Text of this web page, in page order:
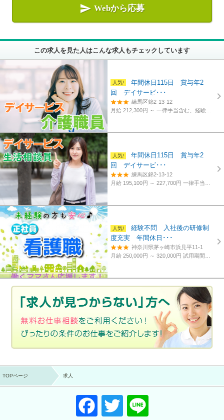
 Webから応募
この求人を見た人はこんな求人もチェックしています
年間休日115日 賞与年2
回 デイサービ･･･
練馬区錦2-13-12
月給 212,300円 ～一律手当含む、経験・資格考慮
年間休日115日 賞与年2
回 デイサービ･･･
練馬区錦2-13-12
月給 195,100円 ～ 227,700円一律手当含む、経験・資格考慮
経験不問 入社後の研修制
度充実 年間休日･･･
神奈川県茅ヶ崎市浜見平11-1
月給 250,000円 ～ 320,000円試用期間あり。3カ月～4カ月。
TOPページ 求人
F
T